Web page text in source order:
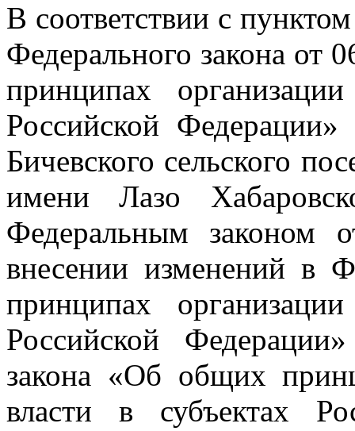
В соответствии с
Федерального закона
принципах
Российской
Бичевского сельского
имени Лазо
Федеральным
внесении изменений в
принципах
Российской
закона «Об общих
власти в субъектах